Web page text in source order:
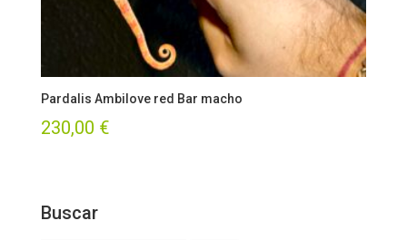
Pardalis Ambilove red Bar macho
230,00 €
Buscar